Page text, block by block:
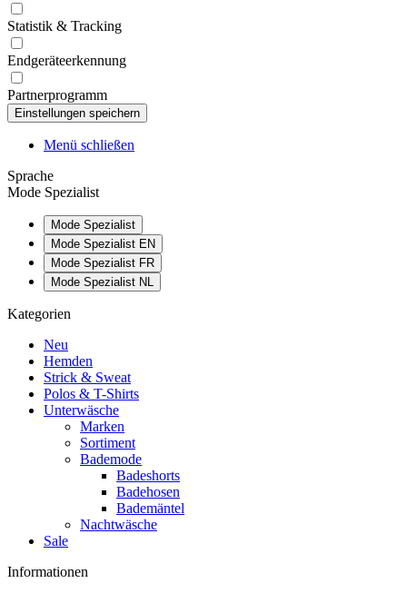
Statistik & Tracking
Endgeräteerkennung
Partnerprogramm
Menü schließen
Sprache
Mode Spezialist
Mode Spezialist
Mode Spezialist EN
Mode Spezialist FR
Mode Spezialist NL
Kategorien
Neu
Hemden
Strick & Sweat
Polos & T-Shirts
Unterwäsche
Marken
Sortiment
Bademode
Badeshorts
Badehosen
Bademäntel
Nachtwäsche
Sale
Informationen